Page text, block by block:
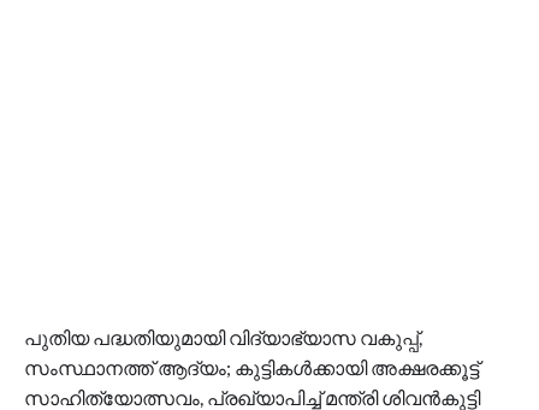
പുതിയ പദ്ധതിയുമായി വിദ്യാഭ്യാസ വകുപ്പ്,
സംസ്ഥാനത്ത് ആദ്യം; കുട്ടികള്‍ക്കായി അക്ഷരക്കൂട്ട്
സാഹിത്യോത്സവം, പ്രഖ്യാപിച്ച് മന്ത്രി ശിവൻകുട്ടി